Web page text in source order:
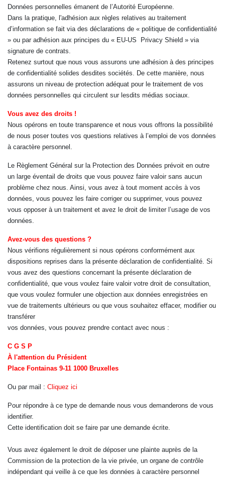
Données personnelles émanent de l’Autorité Européenne.
Dans la pratique, l'adhésion aux règles relatives au traitement
d’information se fait via des déclarations de « politique de confidentialité
» ou par adhésion aux principes du « EU-US Privacy Shield » via
signature de contrats.
Retenez surtout que nous vous assurons une adhésion à des principes
de confidentialité solides desdites sociétés. De cette manière, nous
assurons un niveau de protection adéquat pour le traitement de vos
données personnelles qui circulent sur lesdits médias sociaux.
Vous avez des droits !
Nous opérons en toute transparence et nous vous offrons la possibilité
de nous poser toutes vos questions relatives à l’emploi de vos données
à caractère personnel.
Le Règlement Général sur la Protection des Données prévoit en outre
un large éventail de droits que vous pouvez faire valoir sans aucun
problème chez nous. Ainsi, vous avez à tout moment accès à vos
données, vous pouvez les faire corriger ou supprimer, vous pouvez
vous opposer à un traitement et avez le droit de limiter l’usage de vos
données.
Avez-vous des questions ?
Nous vérifions régulièrement si nous opérons conformément aux
dispositions reprises dans la présente déclaration de confidentialité. Si
vous avez des questions concernant la présente déclaration de
confidentialité, que vous voulez faire valoir votre droit de consultation,
que vous voulez formuler une objection aux données enregistrées en
vue de traitements ultérieurs ou que vous souhaitez effacer, modifier ou
transférer
vos données, vous pouvez prendre contact avec nous :
C G S P
À l'attention du Président
Place Fontainas 9-11 1000 Bruxelles
Ou par mail : Cliquez ici
Pour répondre à ce type de demande nous vous demanderons de vous
identifier.
Cette identification doit se faire par une demande écrite.
Vous avez également le droit de déposer une plainte auprès de la
Commission de la protection de la vie privée, un organe de contrôle
indépendant qui veille à ce que les données à caractère personnel